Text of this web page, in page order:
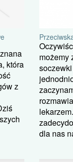
która
z
możemy
dla nas